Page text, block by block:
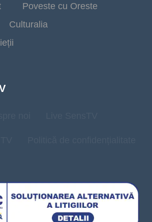
Poveste cu Oreste
Culturalia